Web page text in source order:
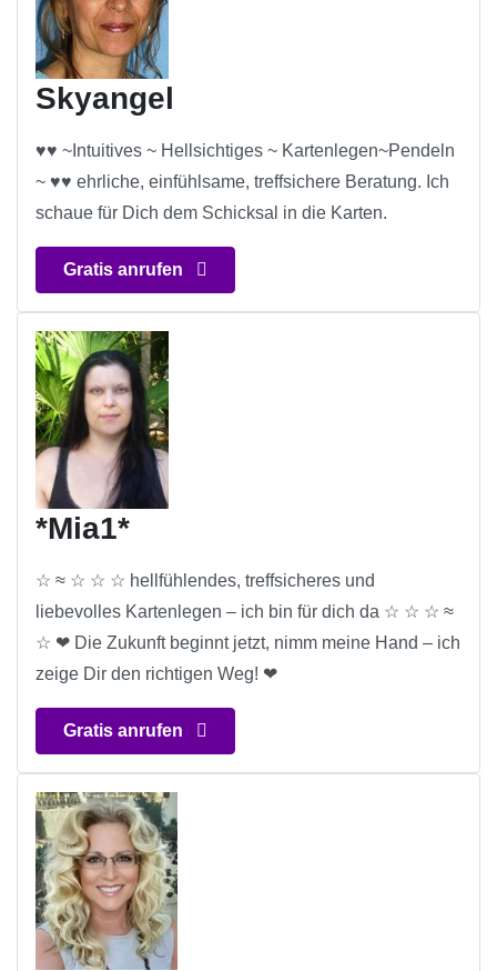
Skyangel
♥♥ ~Intuitives ~ Hellsichtiges ~ Kartenlegen~Pendeln
~ ♥♥ ehrliche, einfühlsame, treffsichere Beratung. Ich
schaue für Dich dem Schicksal in die Karten.
Gratis anrufen
*Mia1*
☆ ≈ ☆ ☆ ☆ hellfühlendes, treffsicheres und
liebevolles Kartenlegen – ich bin für dich da ☆ ☆ ☆ ≈
☆ ❤ Die Zukunft beginnt jetzt, nimm meine Hand – ich
zeige Dir den richtigen Weg! ❤
Gratis anrufen